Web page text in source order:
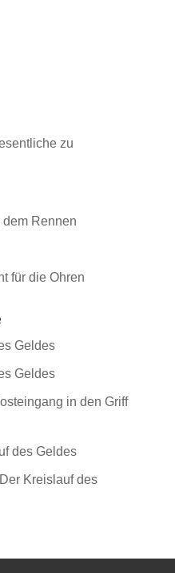
zu
Rennen
für die Ohren
Geldes
Geldes
in den Griff
des Geldes
Der Kreislauf des